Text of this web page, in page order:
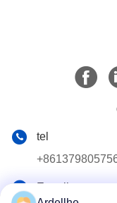
tel
E-mail